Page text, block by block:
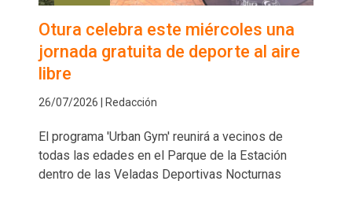
Otura celebra este miércoles una
jornada gratuita de deporte al aire
libre
26/07/2026 | Redacción
El programa 'Urban Gym' reunirá a vecinos de
todas las edades en el Parque de la Estación
dentro de las Veladas Deportivas Nocturnas